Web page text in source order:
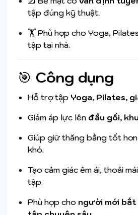
tập đúng kỹ thuật.
🏋️ Phù hợp cho Yoga,
tập tại nhà.
🎯 Công dụng
Hỗ trợ tập Yoga, Pilates,
Giảm áp lực lên đầu gối,
Giúp giữ thăng bằng tốt
khó.
Tạo cảm giác êm ái, thoải
tập.
Phù hợp cho người mới